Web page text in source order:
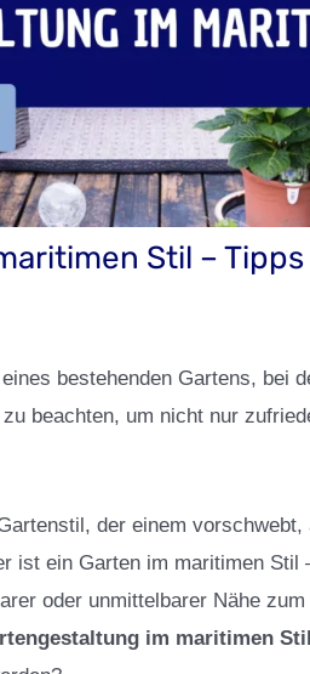
Stil –
bestehenden Gartens, bei
beachten, um nicht nur
der einem
ist ein Garten im maritimen Stil
oder unmittelbarer Nähe
im maritimen Stil